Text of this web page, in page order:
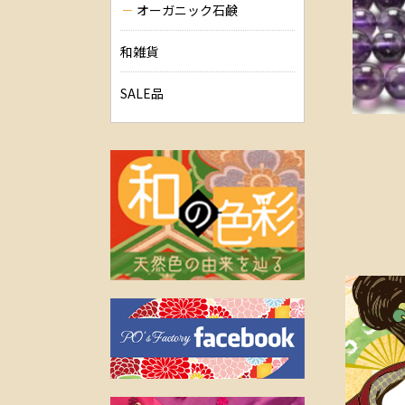
オーガニック石鹸
和雑貨
SALE品